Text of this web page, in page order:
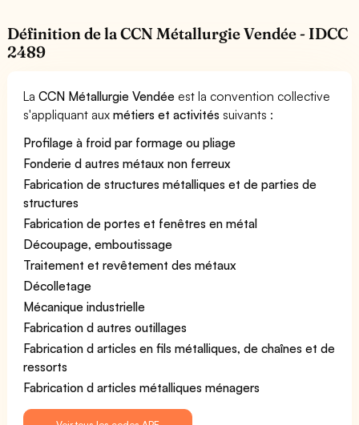
Définition de la CCN Métallurgie Vendée - IDCC
2489
LaCCN Métallurgie Vendée est la convention collective
s'appliquant auxmétiers et activités suivants :
Profilage à froid par formage ou pliage
Fonderie d autres métaux non ferreux
Fabrication de structures métalliques et de parties de
structures
Fabrication de portes et fenêtres en métal
Découpage, emboutissage
Traitement et revêtement des métaux
Décolletage
Mécanique industrielle
Fabrication d autres outillages
Fabrication d articles en fils métalliques, de chaînes et de
ressorts
Fabrication d articles métalliques ménagers